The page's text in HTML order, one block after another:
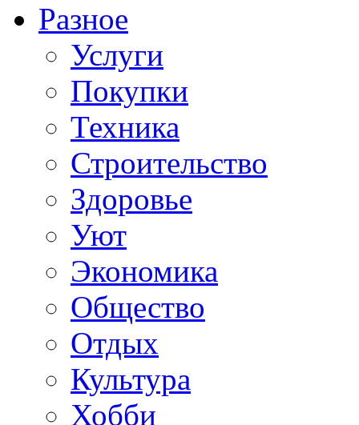
Разное
Услуги
Покупки
Техника
Строительство
Здоровье
Уют
Экономика
Общество
Отдых
Культура
Хобби